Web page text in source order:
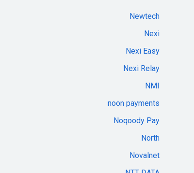
Newtech
Nexi
Nexi Easy
Nexi Relay
NMI
noon payments
Noqoody Pay
North
Novalnet